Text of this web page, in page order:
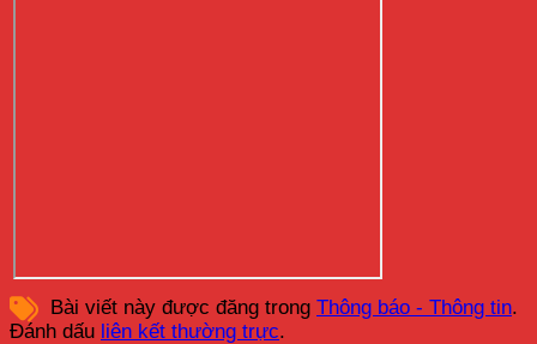
Bài viết này được đăng trong Thông báo - Thông tin.
Đánh dấu liên kết thường trực.